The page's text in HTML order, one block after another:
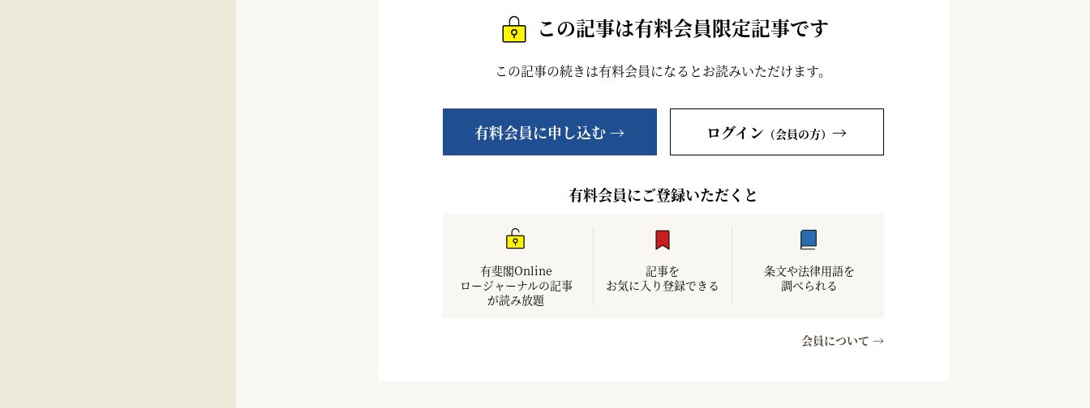
この記事は有料会員限定記事です
この記事の続きは有料会員になるとお読みいただけます。
有料会員に申し込む → ログイン （会員の方） →
有料会員にご登録いただくと
有斐閣Online
ロージャーナルの記事
が読み放題
記事を
お気に入り登録できる
条文や法律用語を
調べられる
会員について →